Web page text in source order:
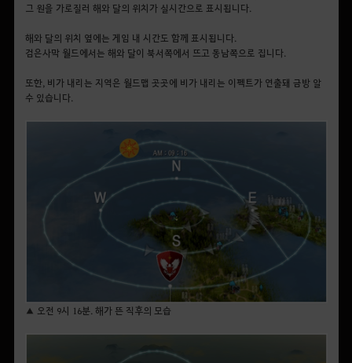
그 원을 가로질러 해와 달의 위치가 실시간으로 표시됩니다.
해와 달의 위치 옆에는 게임 내 시간도 함께 표시됩니다.
검은사막 월드에서는 해와 달이 북서쪽에서 뜨고 동남쪽으로 집니다.
또한, 비가 내리는 지역은 월드맵 곳곳에 비가 내리는 이펙트가 연출돼 금방 알
수 있습니다.
▲ 오전 9시 16분. 해가 뜬 직후의 모습